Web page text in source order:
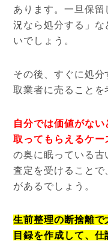
あります。一旦保
況なら処分する」な
いでしょう。
その後、すぐに処
取業者に売ることを
自分では価値がな
取ってもらえるケー
の奥に眠っている
査定を受けることで
があるでしょう。
生前整理の断捨離
目録を作成して、